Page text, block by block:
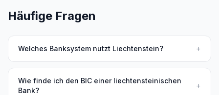
Häufige Fragen
Welches Banksystem nutzt Liechtenstein? +
Wie finde ich den BIC einer liechtensteinischen
Bank?
+